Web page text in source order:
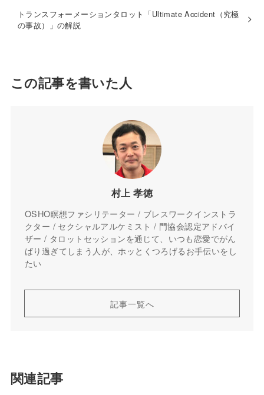
トランスフォーメーションタロット「Ultimate Accident（究極
の事故）」の解説
この記事を書いた人
村上 孝徳
OSHO瞑想ファシリテーター / ブレスワークインストラ
クター / セクシャルアルケミスト / 門協会認定アドバイ
ザー / タロットセッションを通じて、いつも恋愛でがん
ばり過ぎてしまう人が、ホッとくつろげるお手伝いをし
たい
記事一覧へ
関連記事